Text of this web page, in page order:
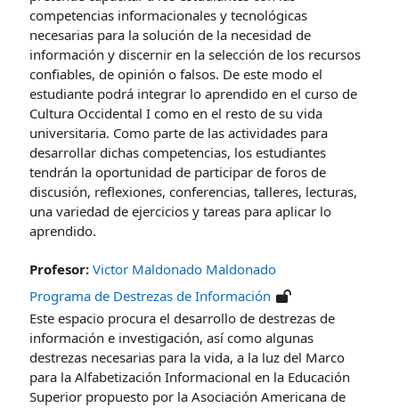
competencias informacionales y tecnológicas
necesarias para la solución de la necesidad de
información y discernir en la selección de los recursos
confiables, de opinión o falsos. De este modo el
estudiante podrá integrar lo aprendido en el curso de
Cultura Occidental I como en el resto de su vida
universitaria. Como parte de las actividades para
desarrollar dichas competencias, los estudiantes
tendrán la oportunidad de participar de foros de
discusión, reflexiones, conferencias, talleres, lecturas,
una variedad de ejercicios y tareas para aplicar lo
aprendido.
Profesor: Victor Maldonado Maldonado
Programa de Destrezas de Información
Este espacio procura el desarrollo de destrezas de
información e investigación, así como algunas
destrezas necesarias para la vida, a la luz del Marco
para la Alfabetización Informacional en la Educación
Superior propuesto por la Asociación Americana de